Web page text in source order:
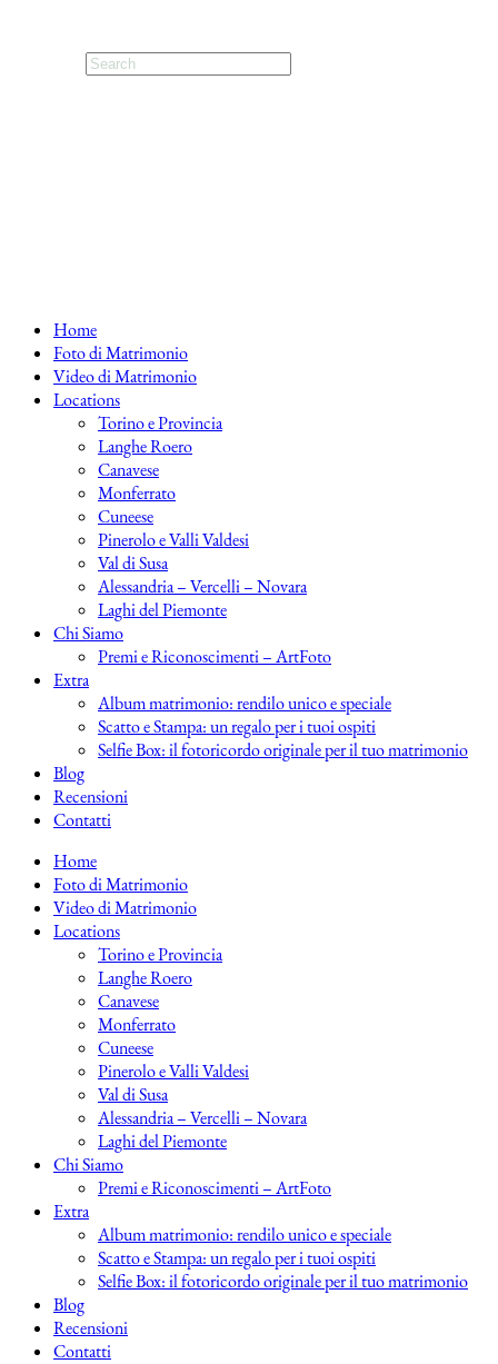
Home
Foto di Matrimonio
Video di Matrimonio
Locations
Torino e Provincia
Langhe Roero
Canavese
Monferrato
Cuneese
Pinerolo e Valli Valdesi
Val di Susa
Alessandria – Vercelli – Novara
Laghi del Piemonte
Chi Siamo
Premi e Riconoscimenti – ArtFoto
Extra
Album matrimonio: rendilo unico e speciale
Scatto e Stampa: un regalo per i tuoi ospiti
Selfie Box: il fotoricordo originale per il tuo matrimonio
Blog
Recensioni
Contatti
Home
Foto di Matrimonio
Video di Matrimonio
Locations
Torino e Provincia
Langhe Roero
Canavese
Monferrato
Cuneese
Pinerolo e Valli Valdesi
Val di Susa
Alessandria – Vercelli – Novara
Laghi del Piemonte
Chi Siamo
Premi e Riconoscimenti – ArtFoto
Extra
Album matrimonio: rendilo unico e speciale
Scatto e Stampa: un regalo per i tuoi ospiti
Selfie Box: il fotoricordo originale per il tuo matrimonio
Blog
Recensioni
Contatti